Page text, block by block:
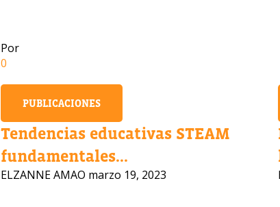
Por
0
PUBLICACIONES
Tendencias educativas STEAM
fundamentales...
ELZANNE AMAO marzo 19, 2023
¿Te interesan nuestros
Nuestros asesores responderán tus